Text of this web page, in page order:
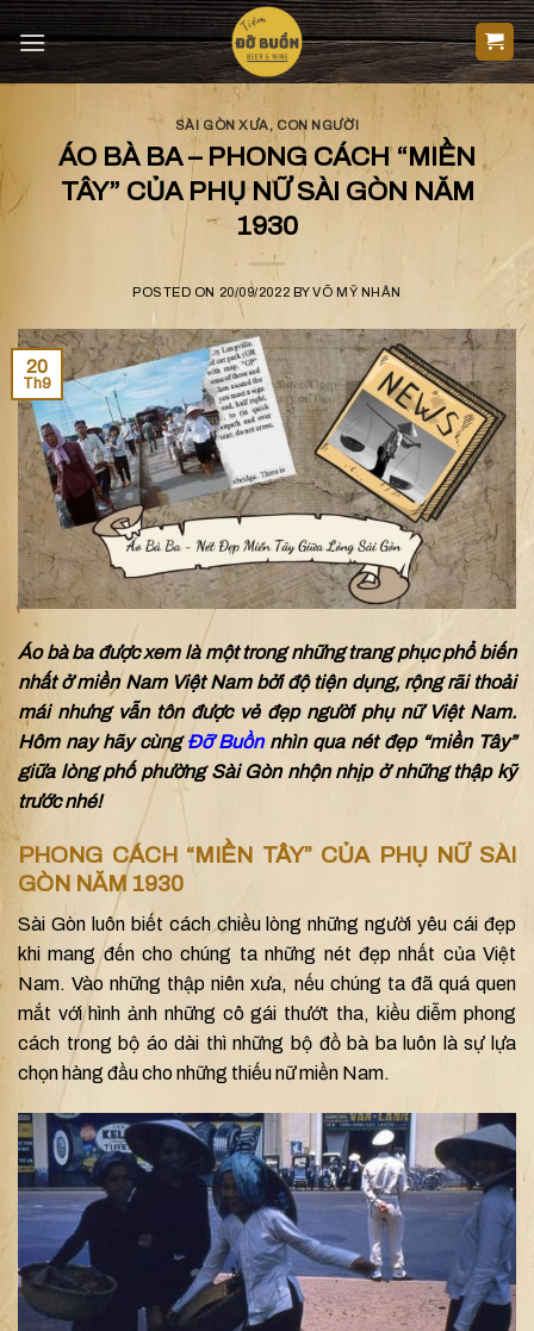
Skip
to
content
SÀI GÒN XƯA, CON NGƯỜI
ÁO BÀ BA – PHONG CÁCH “MIỀN
TÂY” CỦA PHỤ NỮ SÀI GÒN NĂM
1930
POSTED ON 20/09/2022 BYVÕ MỸ NHÂN
20
Th9
Áo bà ba được xem là một trong những trang phục phổ biến
nhất ở miền Nam Việt Nam bởi độ tiện dụng, rộng rãi thoải
mái nhưng vẫn tôn được vẻ đẹp người phụ nữ Việt Nam.
Hôm nay hãy cùngĐỡ Buồnnhìn qua nét đẹp “miền Tây”
giữa lòng phố phường Sài Gòn nhộn nhịp ở những thập kỹ
trước nhé!
PHONG CÁCH “MIỀN TÂY” CỦA PHỤ NỮ SÀI
GÒN NĂM 1930
Sài Gòn luôn biết cách chiều lòng những người yêu cái đẹp
khi mang đến cho chúng ta những nét đẹp nhất của Việt
Nam.Vào những thập niên xưa, nếu chúng ta đã quá quen
mắt với hình ảnh những cô gái thướt tha, kiều diễm phong
cách trong bộ áo dài thì những bộ đồ bà ba luôn là sự lựa
chọn hàng đầu cho những thiếu nữ miền Nam.